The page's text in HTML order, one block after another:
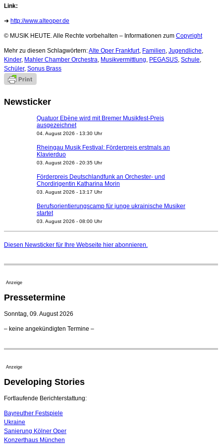
Link:
➜ http://www.alteoper.de
© MUSIK HEUTE. Alle Rechte vorbehalten – Informationen zum Copyright
Mehr zu diesen Schlagwörtern:Alte Oper Frankfurt, Familien, Jugendliche,
Kinder, Mahler Chamber Orchestra, Musikvermittlung, PEGASUS, Schule,
Schüler, Sonus Brass
Newsticker
Quatuor Ebène wird mit Bremer Musikfest-Preis
ausgezeichnet
04. August 2026 - 13:30 Uhr
Rheingau Musik Festival: Förderpreis erstmals an
Klavierduo
03. August 2026 - 20:35 Uhr
Förderpreis Deutschlandfunk an Orchester- und
Chordirigentin Katharina Morin
03. August 2026 - 13:17 Uhr
Berufsorientierungscamp für junge ukrainische Musiker
startet
03. August 2026 - 08:00 Uhr
Nationaltheater Mannheim
Regensburger Generalmusikdirektor Stefan Veselka
Kammerorchester Heilbronn: Chefdirigent Risto Joost
verlängert bis 2030
Ensemblemitglieder
Dirigent Nicolás Pasquet mit Würth-Preis der
Jeunesses Musicales ausgezeichnet
07. August 2026 - 13:20 Uhr
Diesen Newsticker für Ihre Webseite hier abonnieren.
Anzeige
Pressetermine
Sonntag, 09. August 2026
– keine angekündigten Termine –
Anzeige
Developing Stories
Fortlaufende Berichterstattung:
Bayreuther Festspiele
Ukraine
Sanierung Kölner Oper
Konzerthaus München